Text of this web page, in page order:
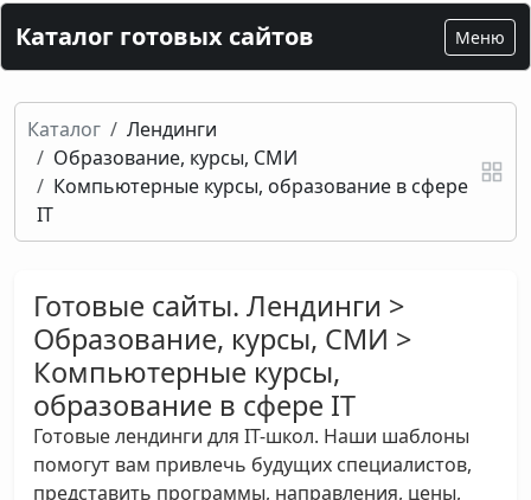
Каталог готовых сайтов Меню
Каталог
Лендинги
Образование, курсы, СМИ
Компьютерные курсы, образование в сфере
IT
Готовые сайты. Лендинги >
Образование, курсы, СМИ >
Компьютерные курсы,
образование в сфере IT
Готовые лендинги для IT-школ. Наши шаблоны
помогут вам привлечь будущих специалистов,
представить программы, направления, цены,